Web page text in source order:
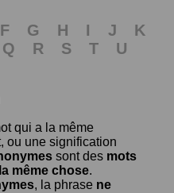
F G H I J
K
Q R S T
U
qui a la même
ou une signification
sont des mots
même chose.
, la phrase ne